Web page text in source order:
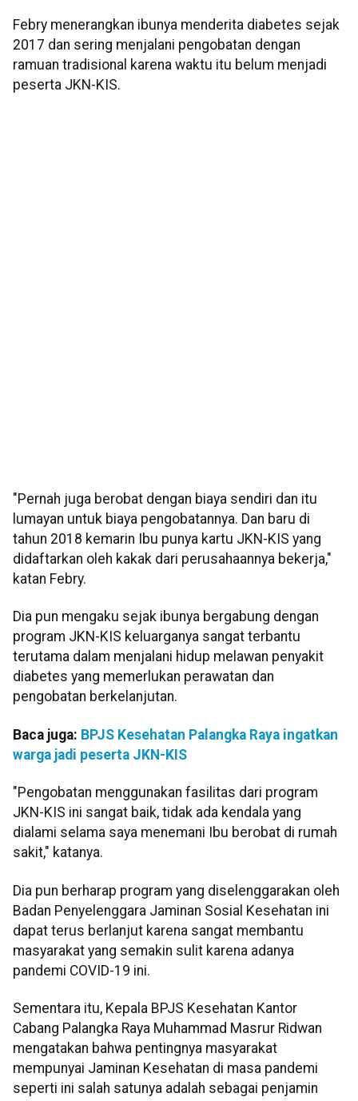
Febry menerangkan ibunya menderita diabetes sejak
2017 dan sering menjalani pengobatan dengan
ramuan tradisional karena waktu itu belum menjadi
peserta JKN-KIS.
"Pernah juga berobat dengan biaya sendiri dan itu
lumayan untuk biaya pengobatannya. Dan baru di
tahun 2018 kemarin Ibu punya kartu JKN-KIS yang
didaftarkan oleh kakak dari perusahaannya bekerja,"
katan Febry.
Dia pun mengaku sejak ibunya bergabung dengan
program JKN-KIS keluarganya sangat terbantu
terutama dalam menjalani hidup melawan penyakit
diabetes yang memerlukan perawatan dan
pengobatan berkelanjutan.
Baca juga: BPJS Kesehatan Palangka Raya ingatkan
warga jadi peserta JKN-KIS
"Pengobatan menggunakan fasilitas dari program
JKN-KIS ini sangat baik, tidak ada kendala yang
dialami selama saya menemani Ibu berobat di rumah
sakit," katanya.
Dia pun berharap program yang diselenggarakan oleh
Badan Penyelenggara Jaminan Sosial Kesehatan ini
dapat terus berlanjut karena sangat membantu
masyarakat yang semakin sulit karena adanya
pandemi COVID-19 ini.
Sementara itu, Kepala BPJS Kesehatan Kantor
Cabang Palangka Raya Muhammad Masrur Ridwan
mengatakan bahwa pentingnya masyarakat
mempunyai Jaminan Kesehatan di masa pandemi
seperti ini salah satunya adalah sebagai penjamin